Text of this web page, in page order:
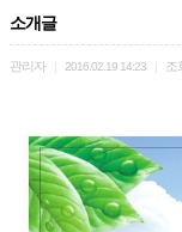
소개글
관리자 2016.02.19 14:23 조